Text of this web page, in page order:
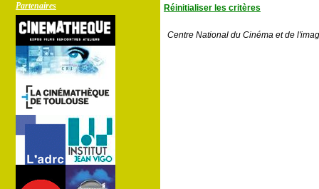
Partenaires
Réinitialiser les critères
Centre National du Cinéma et de